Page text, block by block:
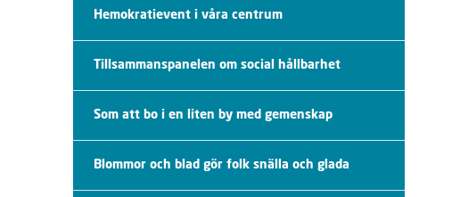
Hemokratievent i våra centrum
Tillsammanspanelen om social hållbarhet
Som att bo i en liten by med gemenskap
Blommor och blad gör folk snälla och glada